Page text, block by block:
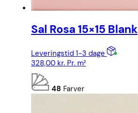
Sal Rosa 15×15 Blank
Leveringstid 1-3 dage
328,00 kr. Pr. m²
48 Farver